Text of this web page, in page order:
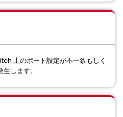
上のポート設定が不一致もしく
します。